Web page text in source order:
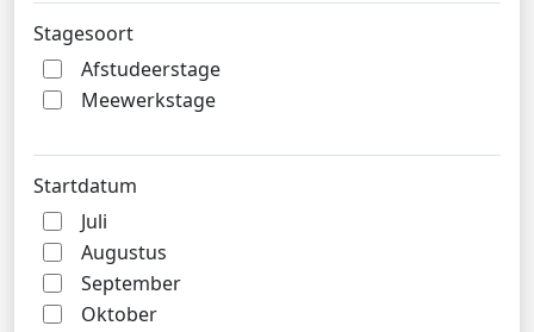
Stagesoort
Afstudeerstage
Meewerkstage
Startdatum
Juli
Augustus
September
Oktober